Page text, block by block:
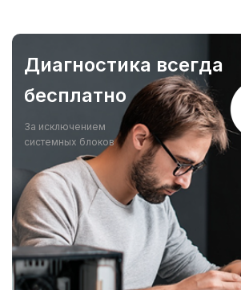
Диагностика всегда
бесплатно
За исключением
системных блоков